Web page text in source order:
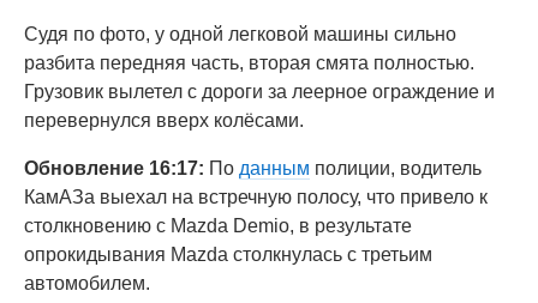
Судя по фото, у одной легковой машины сильно
разбита передняя часть, вторая смята полностью.
Грузовик вылетел с дороги за леерное ограждение и
перевернулся вверх колёсами.
Обновление 16:17: По данным полиции, водитель
КамАЗа выехал на встречную полосу, что привело к
столкновению с Mazda Demio, в результате
опрокидывания Mazda столкнулась с третьим
автомобилем.